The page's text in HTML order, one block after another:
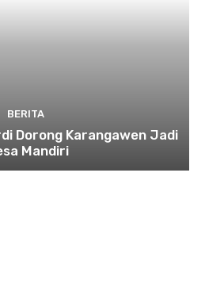
BERITA
Dorong Karangawen Jadi
Mandiri